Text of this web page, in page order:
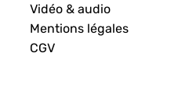
Vidéo & audio
Mentions légales
CGV